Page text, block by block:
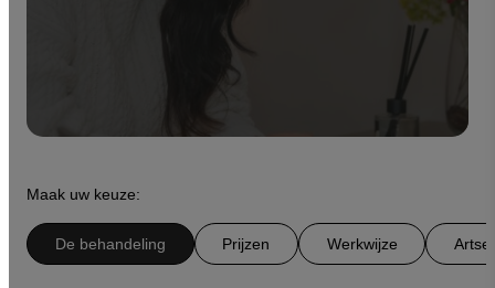
Maak uw keuze:
De behandeling Prijzen Werkwijze